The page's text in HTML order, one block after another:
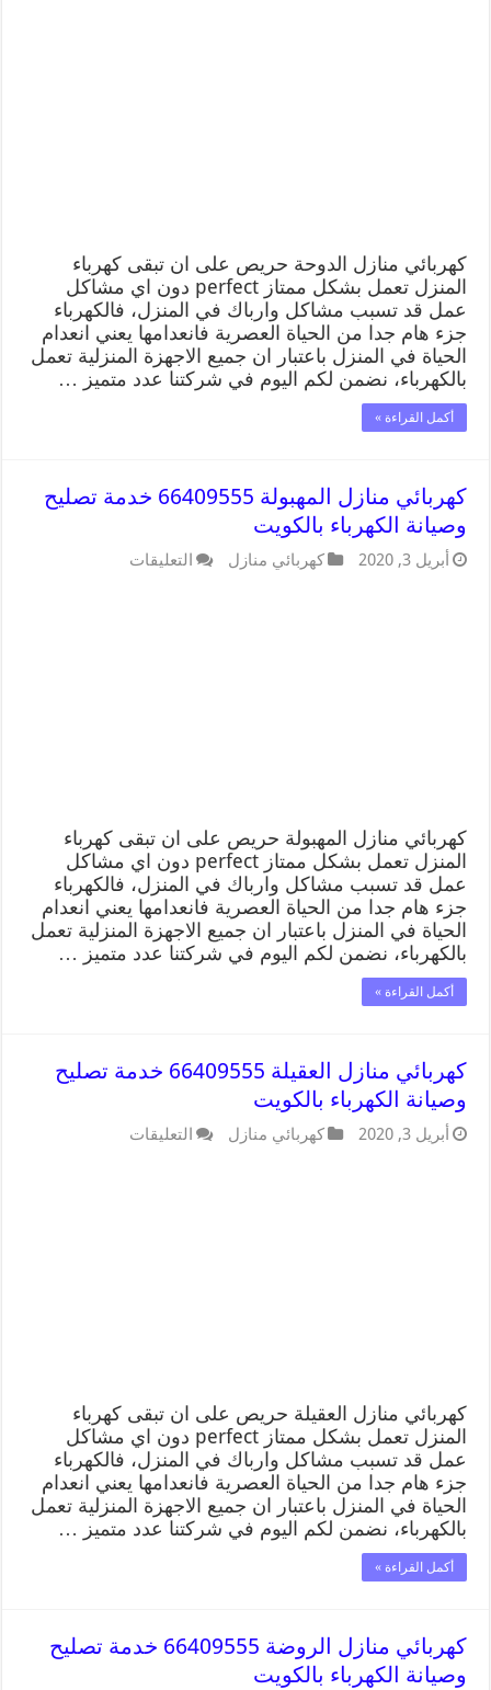
كهربائي منازل الدوحة حريص على ان تبقى كهرباء
المنزل تعمل بشكل ممتاز perfect دون اي مشاكل
عمل قد تسبب مشاكل وارباك في المنزل، فالكهرباء
جزء هام جدا من الحياة العصرية فانعدامها يعني انعدام
الحياة في المنزل باعتبار ان جميع الاجهزة المنزلية تعمل
بالكهرباء، نضمن لكم اليوم في شركتنا عدد متميز …
أكمل القراءة »
كهربائي منازل المهبولة 66409555 خدمة تصليح
وصيانة الكهرباء بالكويت
أبريل 3, 2020 كهربائي منازل التعليقات
كهربائي منازل المهبولة حريص على ان تبقى كهرباء
المنزل تعمل بشكل ممتاز perfect دون اي مشاكل
عمل قد تسبب مشاكل وارباك في المنزل، فالكهرباء
جزء هام جدا من الحياة العصرية فانعدامها يعني انعدام
الحياة في المنزل باعتبار ان جميع الاجهزة المنزلية تعمل
بالكهرباء، نضمن لكم اليوم في شركتنا عدد متميز …
أكمل القراءة »
كهربائي منازل العقيلة 66409555 خدمة تصليح
وصيانة الكهرباء بالكويت
أبريل 3, 2020 كهربائي منازل التعليقات
كهربائي منازل العقيلة حريص على ان تبقى كهرباء
المنزل تعمل بشكل ممتاز perfect دون اي مشاكل
عمل قد تسبب مشاكل وارباك في المنزل، فالكهرباء
جزء هام جدا من الحياة العصرية فانعدامها يعني انعدام
الحياة في المنزل باعتبار ان جميع الاجهزة المنزلية تعمل
بالكهرباء، نضمن لكم اليوم في شركتنا عدد متميز …
أكمل القراءة »
كهربائي منازل الروضة 66409555 خدمة تصليح
وصيانة الكهرباء بالكويت